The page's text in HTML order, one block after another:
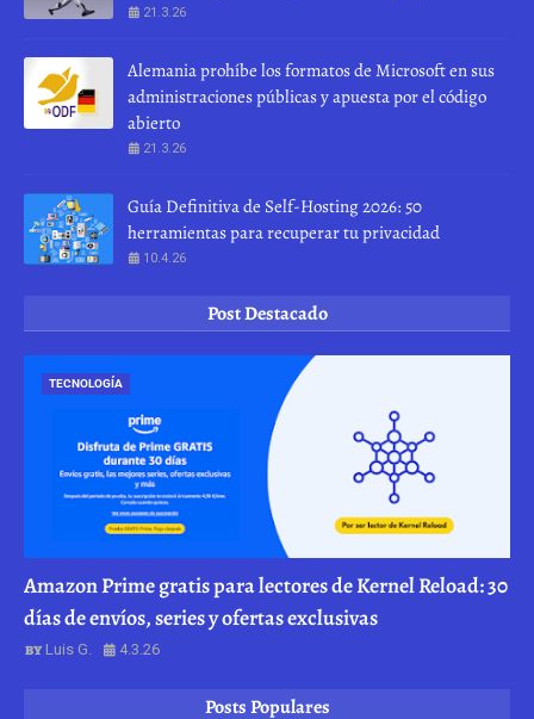
21.3.26
Alemania prohíbe los formatos de Microsoft en sus
administraciones públicas y apuesta por el código
abierto
21.3.26
Guía Definitiva de Self-Hosting 2026: 50
herramientas para recuperar tu privacidad
10.4.26
Post Destacado
TECNOLOGÍA
Amazon Prime gratis para lectores de Kernel Reload: 30
días de envíos, series y ofertas exclusivas
Luis G. 4.3.26
Posts Populares